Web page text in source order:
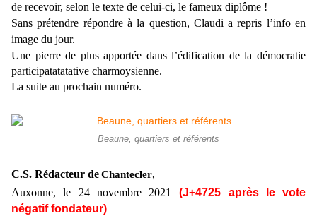
de recevoir, selon le texte de celui-ci, le fameux diplôme !
Sans prétendre répondre à la question, Claudi a repris l’info en
image du jour.
Une pierre de plus apportée dans l’édification de la démocratie
participatatatative charmoysienne.
La suite au prochain numéro.
Beaune, quartiers et référents
C.S. Rédacteur deChantecler,
Auxonne, le 24 novembre 2021
(J+4725 après le vote
négatif fondateur)